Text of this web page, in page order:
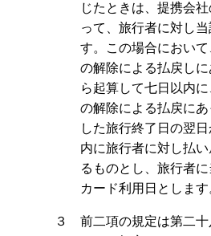
じたときは、提携会
って、旅行者に対し
す。この場合におい
の解除による払戻し
ら起算して七日以内
の解除による払戻に
した旅行終了日の翌
内に旅行者に対し払
るものとし、旅行者
カード利用日とします
３ 前二項の規定は第二